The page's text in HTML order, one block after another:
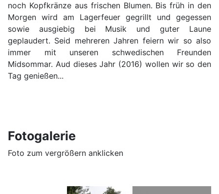
noch Kopfkränze aus frischen Blumen. Bis früh in den
Morgen wird am Lagerfeuer gegrillt und gegessen
sowie ausgiebig bei Musik und guter Laune
geplaudert. Seid mehreren Jahren feiern wir so also
immer mit unseren schwedischen Freunden
Midsommar. Aud dieses Jahr (2016) wollen wir so den
Tag genießen...
Fotogalerie
Foto zum vergrößern anklicken